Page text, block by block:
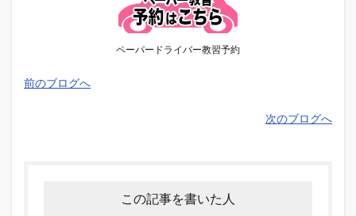
ペーパードライバー教習予約
前のブログへ
次のブログへ
この記事を書いた人